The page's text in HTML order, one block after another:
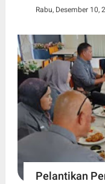
Rabu, Desember 10,
Pelantikan